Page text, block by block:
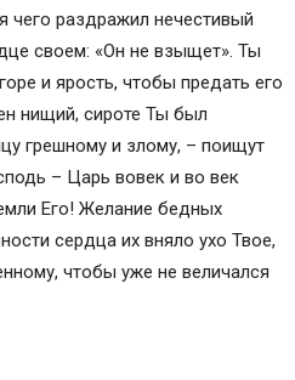
раздражил нечестивый
своем: «Он не взыщет». Ты
и ярость, чтобы предать его
нищий, сироте Ты был
грешному и злому, – поищут
– Царь вовек и во век
Его! Желание бедных
сердца их вняло ухо Твое,
чтобы уже не величался